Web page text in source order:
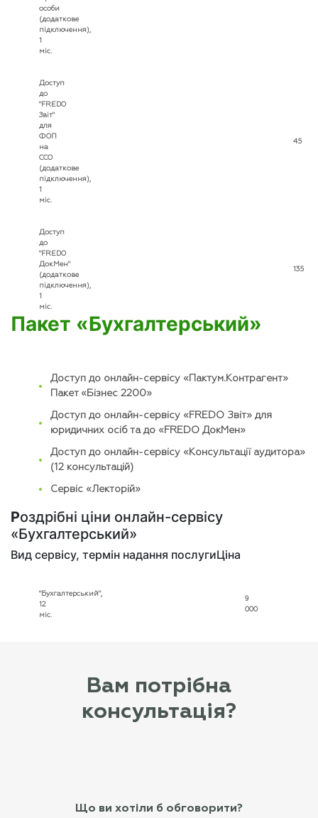
особи
(додаткове
підключення),
1
міс.
Доступ
до
"FREDO
Звіт"
для
ФОП
на
ССО
(додаткове
підключення),
1
міс.
45
Доступ
до
"FREDO
ДокМен"
(додаткове
підключення),
1
міс.
135
Пакет «Бухгалтерський»
Доступ до онлайн-сервісу «Пактум.Контрагент»
Пакет «Бізнес 2200»
Доступ до онлайн-сервісу «FREDO Звіт» для
юридичних осіб та до «FREDO ДокМен»
Доступ до онлайн-сервісу «Консультації аудитора»
(12 консультацій)
Сервіс «Лекторій»
Роздрібні ціни онлайн-сервісу
«Бухгалтерський»
Вид сервісу, термін надання послугиЦіна
"Бухгалтерський",
12
міс.
9
000
Вам потрібна
консультація?
Що ви хотіли б обговорити?